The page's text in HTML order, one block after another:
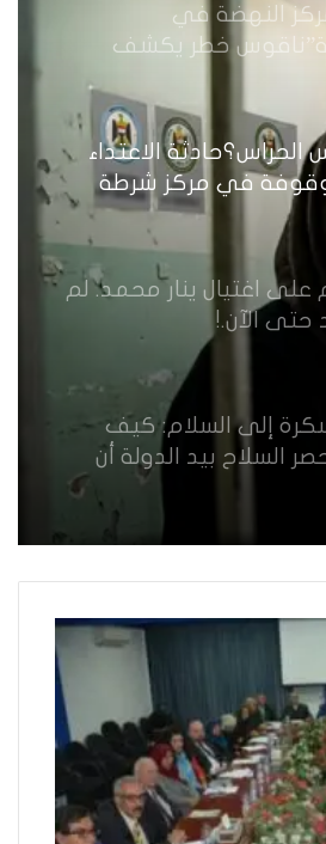
النهضة في
خطر يكشف
بالعراق
الاعتداء
في مركز شرطة
وزارة الداخلية العراقية
حماية النساء واستعادة
على اغتيال ينار محمد. لم
حتى الآن.!
إلى السلام: كيف
السلاح بيد الدولة أن
بين النص القانوني
الانسانية
في الموقع الرسمي لـ